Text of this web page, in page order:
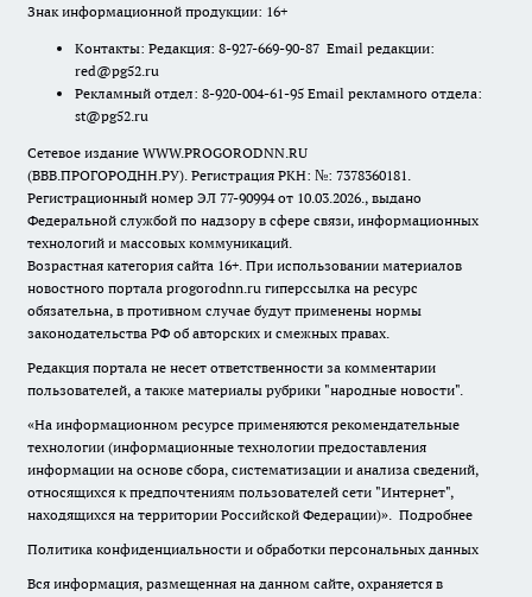
Знак информационной продукции: 16+
Контакты: Редакция: 8-927-669-90-87 Email редакции:
red@pg52.ru
Рекламный отдел: 8-920-004-61-95 Email рекламного отдела:
st@pg52.ru
Сетевое издание WWW.PROGORODNN.RU
(ВВВ.ПРОГОРОДНН.РУ). Регистрация РКН: №: 7378360181.
Регистрационный номер ЭЛ 77-90994 от 10.03.2026., выдано
Федеральной службой по надзору в сфере связи, информационных
технологий и массовых коммуникаций.
Возрастная категория сайта 16+. При использовании материалов
новостного портала progorodnn.ru гиперссылка на ресурс
обязательна, в противном случае будут применены нормы
законодательства РФ об авторских и смежных правах.
Редакция портала не несет ответственности за комментарии
пользователей, а также материалы рубрики "народные новости".
«На информационном ресурсе применяются рекомендательные
технологии (информационные технологии предоставления
информации на основе сбора, систематизации и анализа сведений,
относящихся к предпочтениям пользователей сети "Интернет",
находящихся на территории Российской Федерации)». Подробнее
Политика конфиденциальности и обработки персональных данных
Вся информация, размещенная на данном сайте, охраняется в